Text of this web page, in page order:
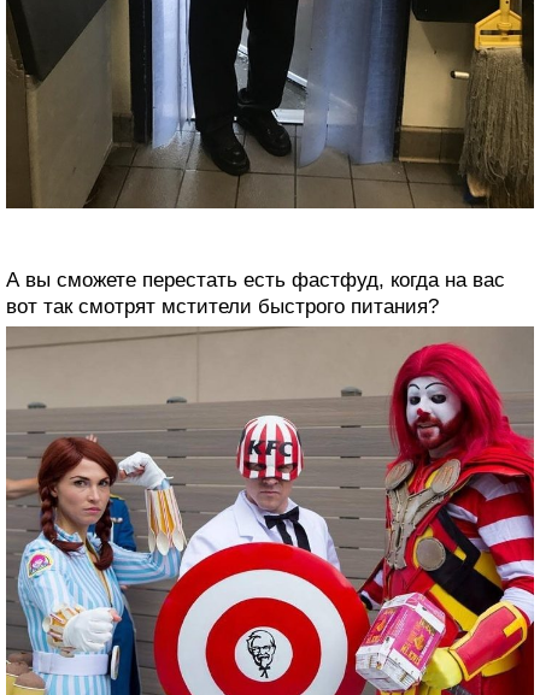
А вы сможете перестать есть фастфуд, когда на вас
вот так смотрят мстители быстрого питания?